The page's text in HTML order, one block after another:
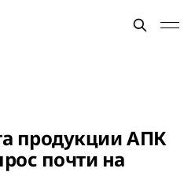
продукции АПК
почти на